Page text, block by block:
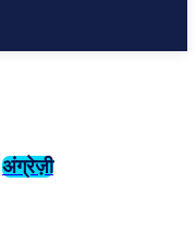
अंग्रेज़ी